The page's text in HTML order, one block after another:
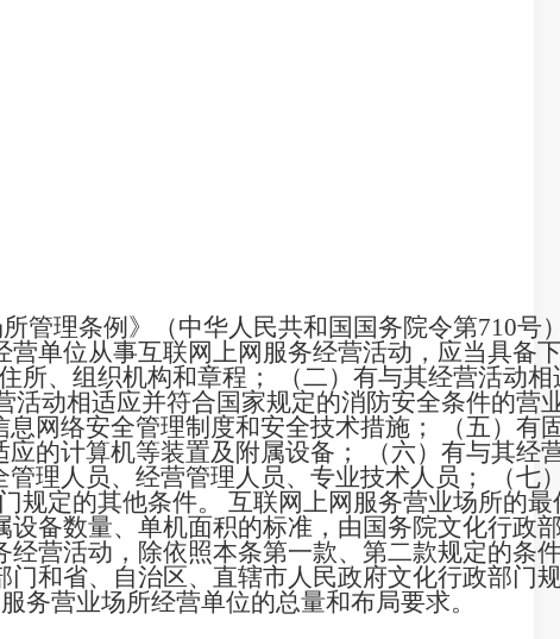
所管理条例》（中华人民共和国国务院令第710号
营单位从事互联网上网服务经营活动，应当具备
所、组织机构和章程； （二）有与其经营活动
活动相适应并符合国家规定的消防安全条件的营
息网络安全管理制度和安全技术措施； （五）有
的计算机等装置及附属设备； （六）有与其经
理人员、经营管理人员、专业技术人员； （七
规定的其他条件。 互联网上网服务营业场所的最
设备数量、单机面积的标准，由国务院文化行政
经营活动，除依照本条第一款、第二款规定的条
门和省、自治区、直辖市人民政府文化行政部门
务营业场所经营单位的总量和布局要求。